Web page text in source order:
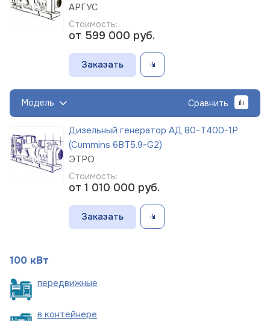
АРГУС
Стоимость:
от 599 000 руб.
Заказать
Модель Сравнить
Дизельный генератор АД 80-Т400-1Р
(Cummins 6BT5.9-G2)
ЭТРО
Стоимость:
от 1 010 000 руб.
Заказать
100 кВт
передвижные
в контейнере